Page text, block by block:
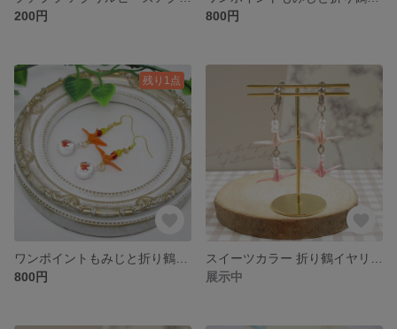
200円
800円
残り1点
800円
展示中